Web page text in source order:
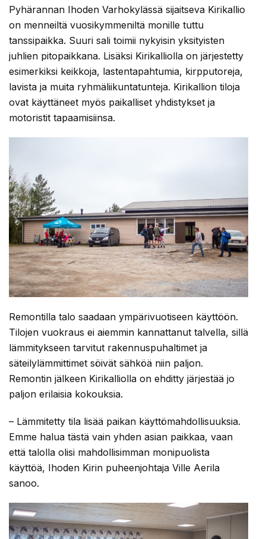
Pyhärannan Ihoden Varhokylässä sijaitseva Kirikallio
on menneiltä vuosikymmeniltä monille tuttu
tanssipaikka. Suuri sali toimii nykyisin yksityisten
juhlien pitopaikkana. Lisäksi Kirikalliolla on järjestetty
esimerkiksi keikkoja, lastentapahtumia, kirpputoreja,
lavista ja muita ryhmäliikuntatunteja. Kirikallion tiloja
ovat käyttäneet myös paikalliset yhdistykset ja
motoristit tapaamisiinsa.
Remontilla talo saadaan ympärivuotiseen käyttöön.
Tilojen vuokraus ei aiemmin kannattanut talvella, sillä
lämmitykseen tarvitut rakennuspuhaltimet ja
säteilylämmittimet söivät sähköä niin paljon.
Remontin jälkeen Kirikalliolla on ehditty järjestää jo
paljon erilaisia kokouksia.
– Lämmitetty tila lisää paikan käyttömahdollisuuksia.
Emme halua tästä vain yhden asian paikkaa, vaan
että talolla olisi mahdollisimman monipuolista
käyttöä, Ihoden Kirin puheenjohtaja Ville Aerila
sanoo.